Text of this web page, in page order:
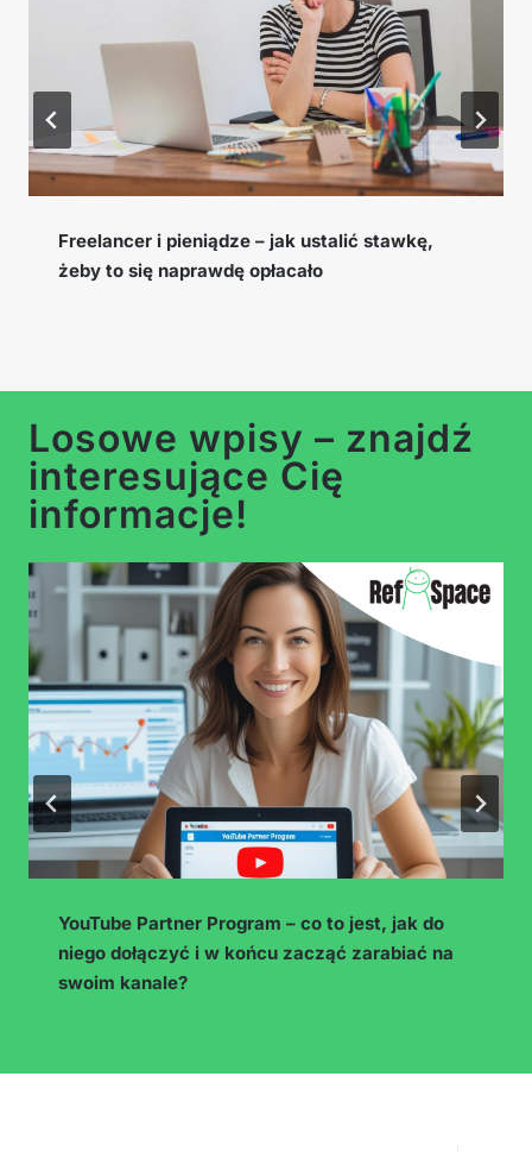
Freelancer i pieniądze – jak ustalić stawkę,
żeby to się naprawdę opłacało
Losowe wpisy – znajdź
interesujące Cię
informacje!
YouTube Partner Program – co to jest, jak do
niego dołączyć i w końcu zacząć zarabiać na
swoim kanale?